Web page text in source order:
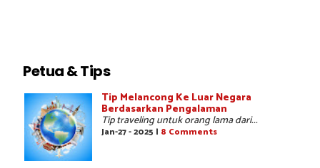
Petua & Tips
Tip Melancong Ke Luar Negara
Berdasarkan Pengalaman
Tip traveling untuk orang lama dari...
Jan-27 - 2025 | 8 Comments